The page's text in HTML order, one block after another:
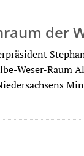
der
Weser-Raum